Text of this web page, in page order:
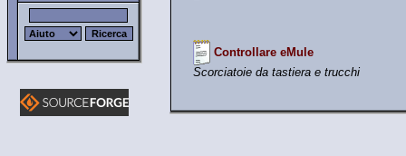
Controllare eMule
Scorciatoie da tastiera e trucchi